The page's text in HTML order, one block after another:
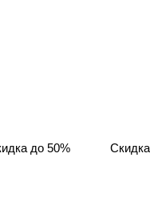
до 50%